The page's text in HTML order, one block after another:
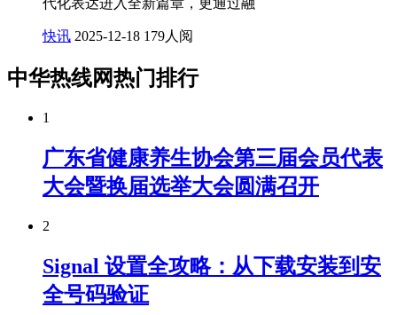
代化表达进入全新篇章，更通过融
快讯 2025-12-18 179人阅
中华热线网热门排行
1
广东省健康养生协会第三届会员代表
大会暨换届选举大会圆满召开
2
Signal 设置全攻略：从下载安装到安
全号码验证